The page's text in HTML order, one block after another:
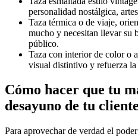
personalidad nostálgica,
Taza térmica o de viaje,
mucho y necesitan llevar su
público.
Taza con interior de color o
visual distintivo y refuerza
Cómo hacer que tu
desayuno de tu cliente
Para aprovechar de verdad el